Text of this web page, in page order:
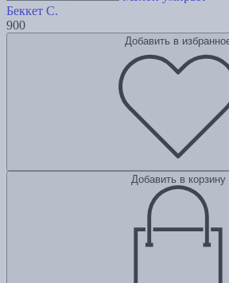
Беккет С.
900
Добавить в
Добавить в корзину